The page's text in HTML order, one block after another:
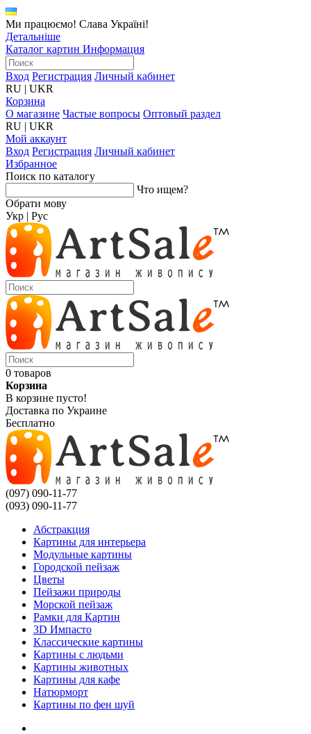
Ми працюємо! Слава Україні!
Детальніше
Каталог картин Информация
Вход Регистрация Личный кабинет
RU | UKR
Корзина
О магазине Частые вопросы Оптовый раздел
RU | UKR
Мой аккаунт
Вход Регистрация Личный кабинет
Избранное
Поиск по каталогу
Что ищем?
Обрати мову
Укр | Рус
0 товаров
Корзина
В корзине пусто!
Доставка по Украине
Бесплатно
(097) 090-11-77
(093) 090-11-77
Абстракция
Картины для интерьера
Модульные картины
Городской пейзаж
Цветы
Пейзажи природы
Морской пейзаж
Рамки для Картин
3D Импасто
Классические картины
Картины с людьми
Картины животных
Картины для кафе
Натюрморт
Картины по фен шуй